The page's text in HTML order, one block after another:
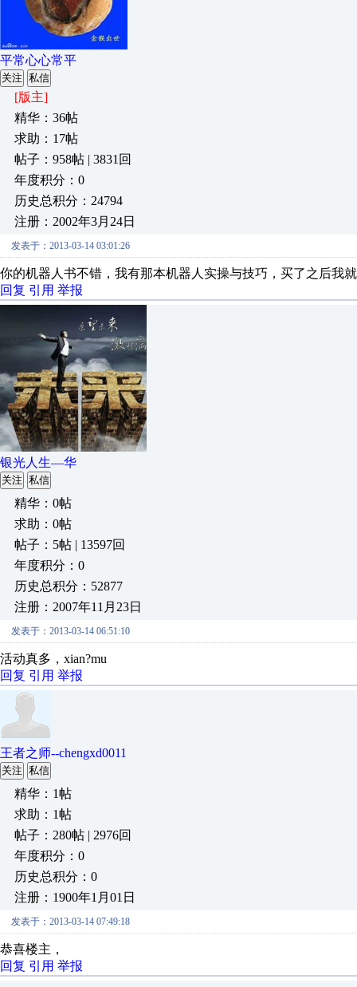
平常心心常平
关注 私信
[版主]
精华：36帖
求助：17帖
帖子：958帖 | 3831回
年度积分：0
历史总积分：24794
注册：2002年3月24日
发表于：2013-03-14 03:01:26
你的机器人书不错，我有那本机器人实操与技巧，买了之后我
回复 引用 举报
银光人生—华
关注 私信
精华：0帖
求助：0帖
帖子：5帖 | 13597回
年度积分：0
历史总积分：52877
注册：2007年11月23日
发表于：2013-03-14 06:51:10
活动真多，xian?mu
回复 引用 举报
王者之师--chengxd0011
关注 私信
精华：1帖
求助：1帖
帖子：280帖 | 2976回
年度积分：0
历史总积分：0
注册：1900年1月01日
发表于：2013-03-14 07:49:18
恭喜楼主，
回复 引用 举报